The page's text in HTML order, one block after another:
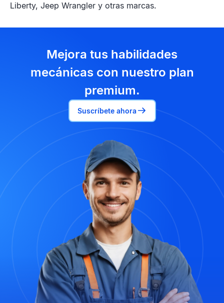
Liberty, Jeep Wrangler y otras marcas.
Mejora tus habilidades
mecánicas con nuestro plan
premium.
Suscríbete ahora